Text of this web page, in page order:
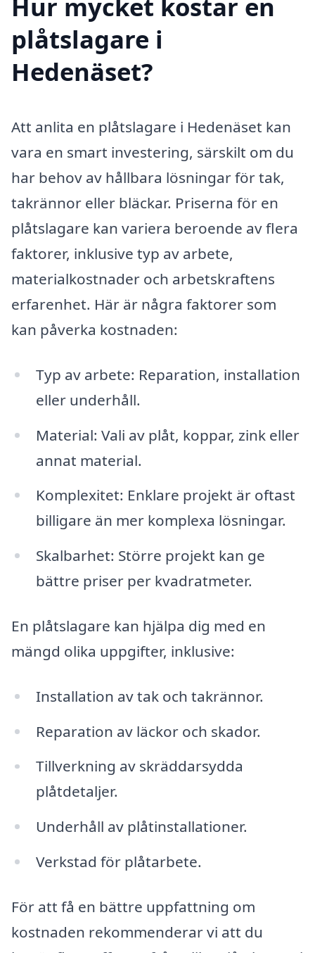
Hur mycket kostar en
plåtslagare i
Hedenäset?
Att anlita en plåtslagare i Hedenäset kan
vara en smart investering, särskilt om du
har behov av hållbara lösningar för tak,
takrännor eller bläckar. Priserna för en
plåtslagare kan variera beroende av flera
faktorer, inklusive typ av arbete,
materialkostnader och arbetskraftens
erfarenhet. Här är några faktorer som
kan påverka kostnaden:
Typ av arbete: Reparation, installation
eller underhåll.
Material: Vali av plåt, koppar, zink eller
annat material.
Komplexitet: Enklare projekt är oftast
billigare än mer komplexa lösningar.
Skalbarhet: Större projekt kan ge
bättre priser per kvadratmeter.
En plåtslagare kan hjälpa dig med en
mängd olika uppgifter, inklusive:
Installation av tak och takrännor.
Reparation av läckor och skador.
Tillverkning av skräddarsydda
plåtdetaljer.
Underhåll av plåtinstallationer.
Verkstad för plåtarbete.
För att få en bättre uppfattning om
kostnaden rekommenderar vi att du